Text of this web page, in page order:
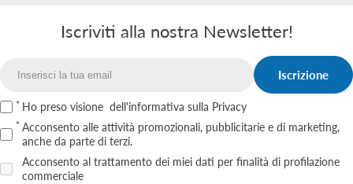
Iscriviti alla nostra Newsletter!
Iscrizione
Ho preso visione dell'informativa sulla Privacy
Acconsento alle attività promozionali, pubblicitarie e di marketing,
anche da parte di terzi.
Acconsento al trattamento dei miei dati per finalità di profilazione
commerciale